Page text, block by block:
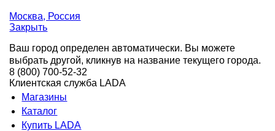
Москва, Россия
Закрыть
Ваш город определен автоматически. Вы можете
выбрать другой, кликнув на название текущего города.
8 (800) 700-52-32
Клиентская служба LADA
Магазины
Каталог
Купить LADA